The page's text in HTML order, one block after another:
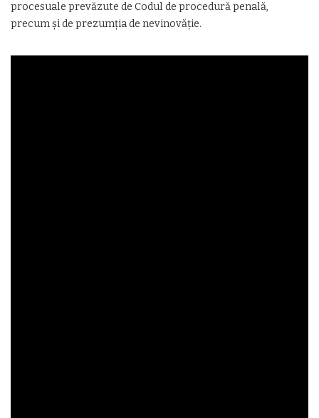
procesuale prevăzute de Codul de procedură penală,
precum și de prezumția de nevinovăție.